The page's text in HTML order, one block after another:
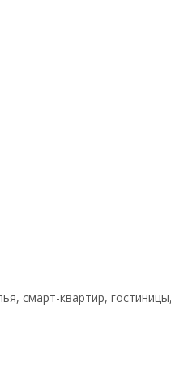
смарт-квартир,